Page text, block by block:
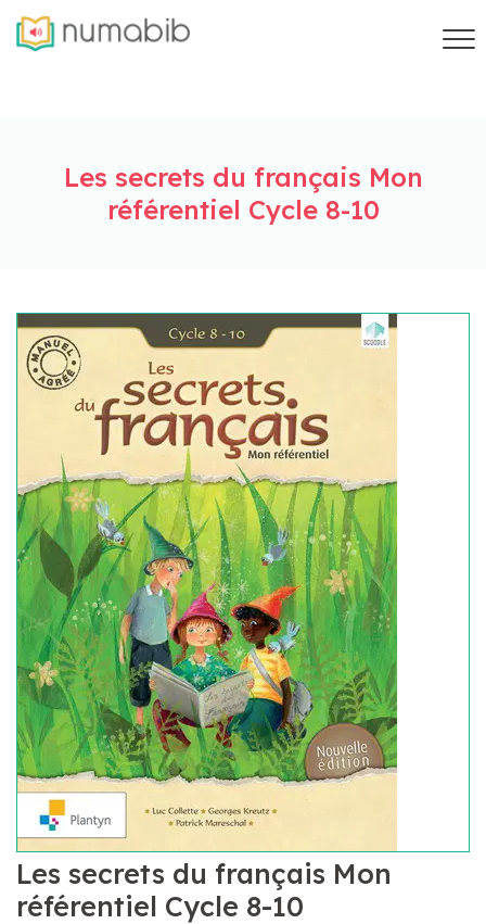
Les secrets du français Mon
référentiel Cycle 8-10
Les secrets du français Mon
référentiel Cycle 8-10